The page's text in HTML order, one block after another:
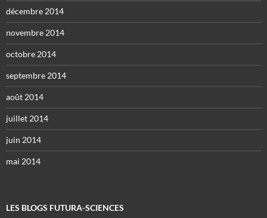
décembre 2014
novembre 2014
octobre 2014
septembre 2014
août 2014
juillet 2014
juin 2014
mai 2014
LES BLOGS FUTURA-SCIENCES